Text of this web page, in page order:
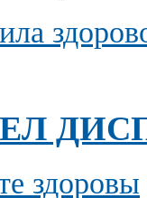
здоровы